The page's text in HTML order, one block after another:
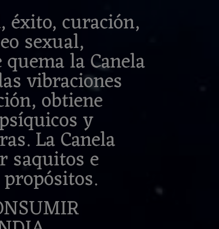
éxito, curación,
sexual,
la Canela
vibraciones
obtiene
y
La Canela
saquitos e